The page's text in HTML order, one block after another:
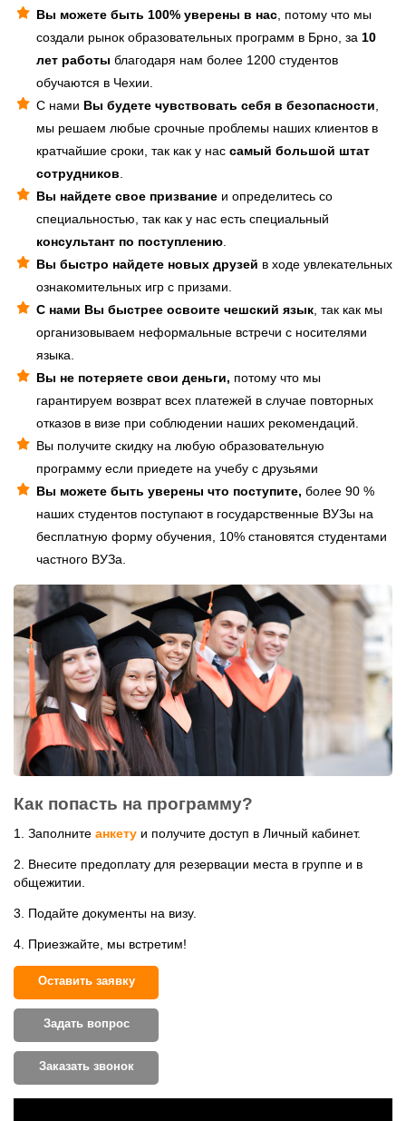
Вы можете быть 100% уверены в нас, потому что мы
создали рынок образовательных программ в Брно, за 10
лет работы благодаря нам более 1200 студентов
обучаются в Чехии.
С нами Вы будете чувствовать себя в безопасности,
мы решаем любые срочные проблемы наших клиентов в
кратчайшие сроки, так как у нас самый большой штат
сотрудников.
Вы найдете свое призвание и определитесь со
специальностью, так как у нас есть специальный
консультант по поступлению.
Вы быстро найдете новых друзей в ходе увлекательных
ознакомительных игр с призами.
С нами Вы быстрее освоите чешский язык, так как мы
организовываем неформальные встречи с носителями
языка.
Вы не потеряете свои деньги, потому что мы
гарантируем возврат всех платежей в случае повторных
отказов в визе при соблюдении наших рекомендаций.
Вы получите скидку на любую образовательную
программу если приедете на учебу с друзьями
Вы можете быть уверены что поступите, более 90 %
наших студентов поступают в государственные ВУЗы на
бесплатную форму обучения, 10% становятся студентами
частного ВУЗа.
Как попасть на программу?
1. Заполните анкету и получите доступ в Личный кабинет.
2. Внесите предоплату для резервации места в группе и в
общежитии.
3. Подайте документы на визу.
4. Приезжайте, мы встретим!
Оставить заявку
Задать вопрос
Заказать звонок